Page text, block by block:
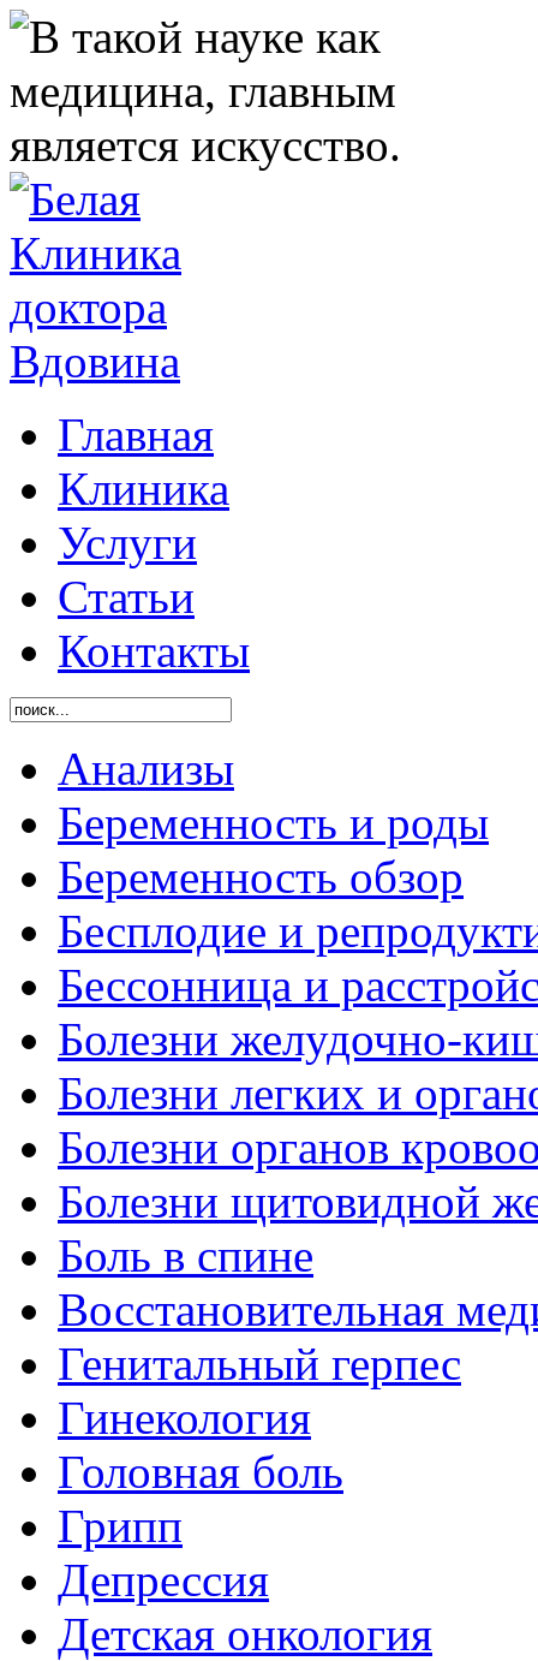
Главная
Клиника
Услуги
Статьи
Контакты
Анализы
Беременность и роды
Беременность обзор
Бесплодие и
Бессонница и
Болезни желудочно-
Болезни легких и
Болезни органов
Болезни щитовидной
Боль в спине
Восстановительная
Генитальный герпес
Гинекология
Головная боль
Грипп
Депрессия
Детская онкология